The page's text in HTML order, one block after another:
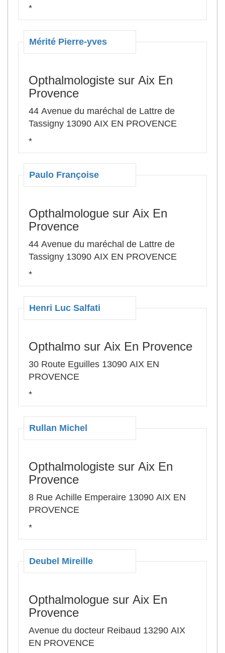
*
Mérité Pierre-yves
Opthalmologiste sur Aix En
Provence
44 Avenue du maréchal de Lattre de
Tassigny 13090 AIX EN PROVENCE
*
Paulo Françoise
Opthalmologue sur Aix En
Provence
44 Avenue du maréchal de Lattre de
Tassigny 13090 AIX EN PROVENCE
*
Henri Luc Salfati
Opthalmo sur Aix En Provence
30 Route Eguilles 13090 AIX EN
PROVENCE
*
Rullan Michel
Opthalmologiste sur Aix En
Provence
8 Rue Achille Emperaire 13090 AIX EN
PROVENCE
*
Deubel Mireille
Opthalmologue sur Aix En
Provence
Avenue du docteur Reibaud 13290 AIX
EN PROVENCE